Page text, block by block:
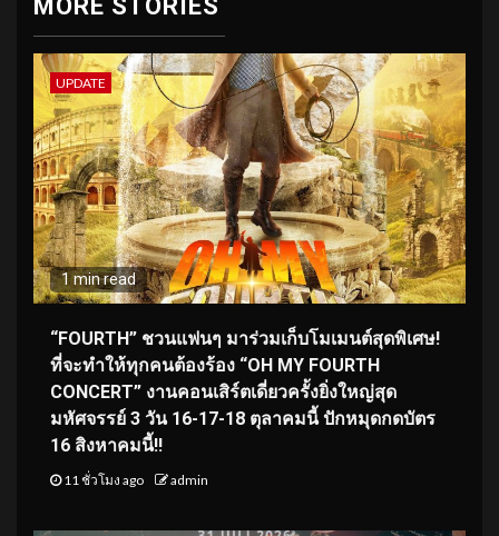
MORE STORIES
UPDATE
1 min read
“FOURTH” ชวนแฟนๆ มาร่วมเก็บโมเมนต์สุดพิเศษ!
ที่จะทำให้ทุกคนต้องร้อง “OH MY FOURTH
CONCERT” งานคอนเสิร์ตเดี่ยวครั้งยิ่งใหญ่สุด
มหัศจรรย์ 3 วัน 16-17-18 ตุลาคมนี้ ปักหมุดกดบัตร
16 สิงหาคมนี้!!
11 ชั่วโมง ago admin